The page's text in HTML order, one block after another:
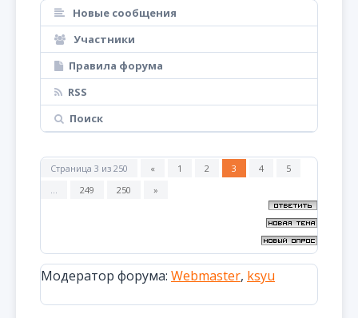
Новые сообщения
Участники
Правила форума
RSS
Поиск
Страница 3 из 250 « 1 2 3 4
5
…
249 250 »
Модератор форума: Webmaster, ksyu